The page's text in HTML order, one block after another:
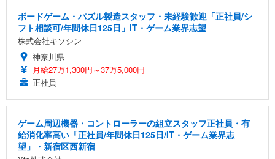
ボードゲーム・パズル製造スタッフ・未経験歓迎「正社員/シ
フト相談可/年間休日125日」IT・ゲーム業界志望
株式会社キソシン
神奈川県
月給27万1,300円～37万5,000円
正社員
ゲーム周辺機器・コントローラーの組立スタッフ正社員・有
給消化率高い「正社員/年間休日125日/IT・ゲーム業界志
望」・新宿区西新宿